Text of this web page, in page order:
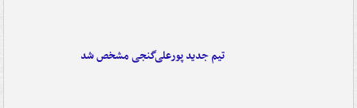
تیم جدید پورعلی‌گنجی مشخص شد